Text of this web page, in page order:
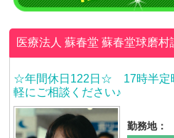
医療法人 蘇春堂蘇春堂球磨村
☆年間休日122日☆ 17時半定
軽にご相談ください♪
勤務地：